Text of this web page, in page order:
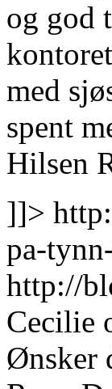
og god
med
spent
Hilsen
]]>
pa-
http://
Cecilie
Ønsker